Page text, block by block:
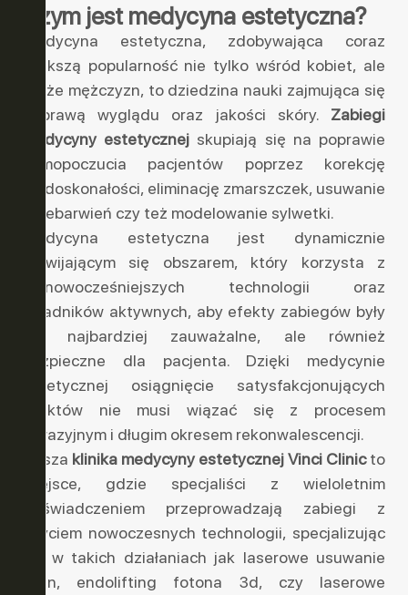
Czym jest medycyna estetyczna?
Medycyna estetyczna, zdobywająca coraz
większą popularność nie tylko wśród kobiet, ale
także mężczyzn, to dziedzina nauki zajmująca się
poprawą wyglądu oraz jakości skóry. Zabiegi
medycyny estetycznej skupiają się na poprawie
samopoczucia pacjentów poprzez korekcję
niedoskonałości, eliminację zmarszczek, usuwanie
przebarwień czy też modelowanie sylwetki.
Medycyna estetyczna jest dynamicznie
rozwijającym się obszarem, który korzysta z
najnowocześniejszych technologii oraz
składników aktywnych, aby efekty zabiegów były
jak najbardziej zauważalne, ale również
bezpieczne dla pacjenta. Dzięki medycynie
estetycznej osiągnięcie satysfakcjonujących
efektów nie musi wiązać się z procesem
inwazyjnym i długim okresem rekonwalescencji.
Nasza klinika medycyny estetycznej Vinci Clinicto
miejsce, gdzie specjaliści z wieloletnim
doświadczeniem przeprowadzają zabiegi z
użyciem nowoczesnych technologii, specjalizując
się w takich działaniach jak laserowe usuwanie
blizn, endolifting fotona 3d, czy laserowe